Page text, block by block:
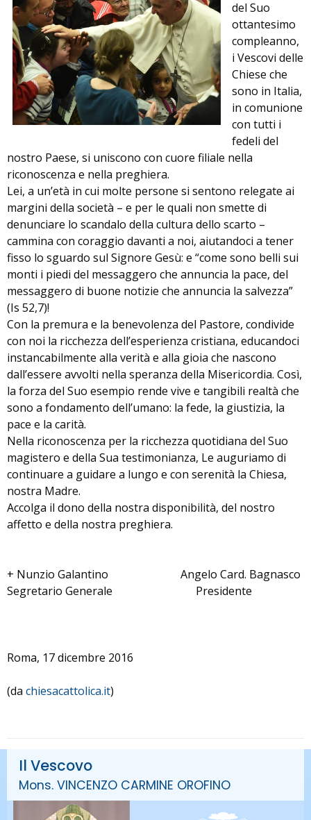
del Suo
ottantesimo
compleanno,
i Vescovi delle
Chiese che
sono in Italia,
in comunione
con tutti i
fedeli del
nostro Paese, si uniscono con cuore filiale nella
riconoscenza e nella preghiera.
Lei, a un’età in cui molte persone si sentono relegate ai
margini della società – e per le quali non smette di
denunciare lo scandalo della cultura dello scarto –
cammina con coraggio davanti a noi, aiutandoci a tener
fisso lo sguardo sul Signore Gesù: e “come sono belli sui
monti i piedi del messaggero che annuncia la pace, del
messaggero di buone notizie che annuncia la salvezza”
(Is 52,7)!
Con la premura e la benevolenza del Pastore, condivide
con noi la ricchezza dell’esperienza cristiana, educandoci
instancabilmente alla verità e alla gioia che nascono
dall’essere avvolti nella speranza della Misericordia. Così,
la forza del Suo esempio rende vive e tangibili realtà che
sono a fondamento dell’umano: la fede, la giustizia, la
pace e la carità.
Nella riconoscenza per la ricchezza quotidiana del Suo
magistero e della Sua testimonianza, Le auguriamo di
continuare a guidare a lungo e con serenità la Chiesa,
nostra Madre.
Accolga il dono della nostra disponibilità, del nostro
affetto e della nostra preghiera.
+ Nunzio Galantino Angelo Card. Bagnasco
Segretario Generale Presidente
Roma, 17 dicembre 2016
(da chiesacattolica.it)
Il Vescovo
Mons. VINCENZO CARMINE OROFINO